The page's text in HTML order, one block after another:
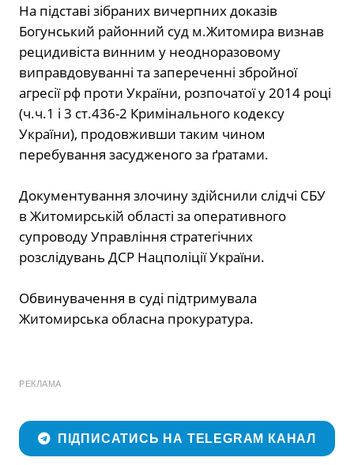
На підставі зібраних вичерпних доказів
Богунський районний суд м.Житомира визнав
рецидивіста винним у неодноразовому
виправдовуванні та запереченні збройної
агресії рф проти України, розпочатої у 2014 році
(ч.ч.1 і 3 ст.436-2 Кримінального кодексу
України), продовживши таким чином
перебування засудженого за ґратами.
Документування злочину здійснили слідчі СБУ
в Житомирській області за оперативного
супроводу Управління стратегічних
розслідувань ДСР Нацполіції України.
Обвинувачення в суді підтримувала
Житомирська обласна прокуратура.
РЕКЛАМА
ПІДПИСАТИСЬ НА TELEGRAM КАНАЛ